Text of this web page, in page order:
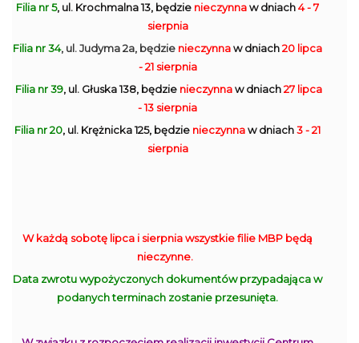
Filia nr 5, ul. Krochmalna 13, będzie nieczynnaw dniach4 - 7
sierpnia
Filia nr 34, ul. Judyma 2a, będzie nieczynnaw dniach20 lipca
- 21 sierpnia
Filia nr 39, ul. Głuska 138, będzie nieczynnaw dniach27 lipca
- 13 sierpnia
Filia nr 20, ul. Krężnicka 125, będzie nieczynnaw dniach3 - 21
sierpnia
W każdą sobotę lipca i sierpnia wszystkie filie MBP będą
nieczynne.
Data zwrotu wypożyczonych dokumentów przypadająca w
podanych terminach zostanie przesunięta.